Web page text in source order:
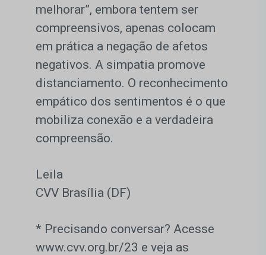
melhorar”, embora tentem ser
compreensivos, apenas colocam
em prática a negação de afetos
negativos. A simpatia promove
distanciamento. O reconhecimento
empático dos sentimentos é o que
mobiliza conexão e a verdadeira
compreensão.
Leila
CVV Brasília (DF)
* Precisando conversar? Acesse
www.cvv.org.br/23 e veja as